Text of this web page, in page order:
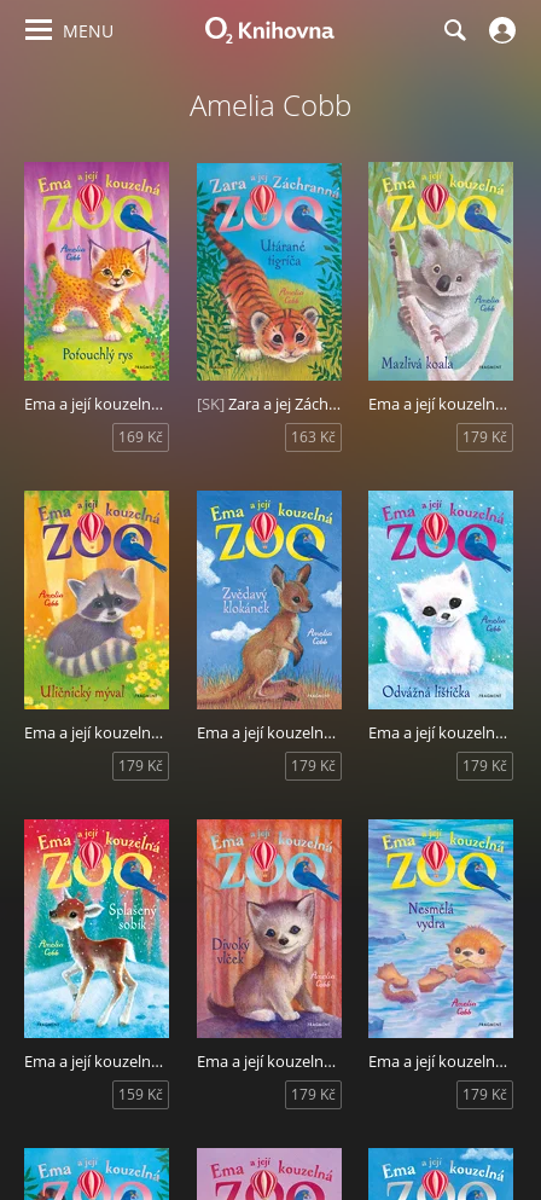
MENU
Amelia Cobb
Ema a její kouzelná zoo - Poťouchlý rys
169 Kč
[SK]Zara a jej Záchranná zoo - Utárané tigríča
163 Kč
Ema a její kouzelná zoo - Mazlivá koala
179 Kč
Ema a její kouzelná zoo - Uličnický mýval
179 Kč
Ema a její kouzelná zoo - Zvědavý klokánek
179 Kč
Ema a její kouzelná zoo - Odvážná lištička
179 Kč
Ema a její kouzelná zoo - Splašený sobík
159 Kč
Ema a její kouzelná zoo - Divoký vlček
179 Kč
Ema a její kouzelná zoo - Nesmělá vydra
179 Kč